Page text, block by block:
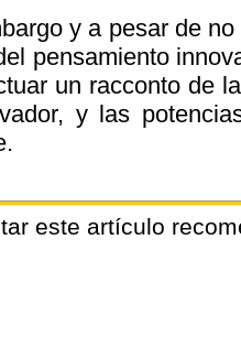
y a pesar de
pensamiento
un racconto de
y las
este artículo